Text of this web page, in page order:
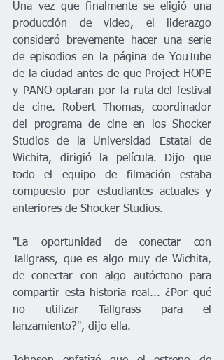
Una vez que finalmente se eligió una
producción de video, el liderazgo
consideró brevemente hacer una serie
de episodios en la página de YouTube
de la ciudad antes de que Project HOPE
y PANO optaran por la ruta del festival
de cine. Robert Thomas, coordinador
del programa de cine en los Shocker
Studios de la Universidad Estatal de
Wichita, dirigió la película. Dijo que
todo el equipo de filmación estaba
compuesto por estudiantes actuales y
anteriores de Shocker Studios.
"La oportunidad de conectar con
Tallgrass, que es algo muy de Wichita,
de conectar con algo autóctono para
compartir esta historia real... ¿Por qué
no utilizar Tallgrass para el
lanzamiento?", dijo ella.